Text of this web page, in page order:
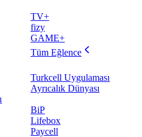
TV+
fizy
GAME+
Tüm Eğlence
Turkcell Uygulaması
Ayrıcalık Dünyası
BiP
Lifebox
Paycell